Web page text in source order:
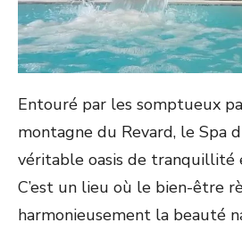
Entouré par les somptueux
montagne du Revard, le Spa
véritable oasis de tranquillité
C’est un lieu où le bien-être
harmonieusement la beauté